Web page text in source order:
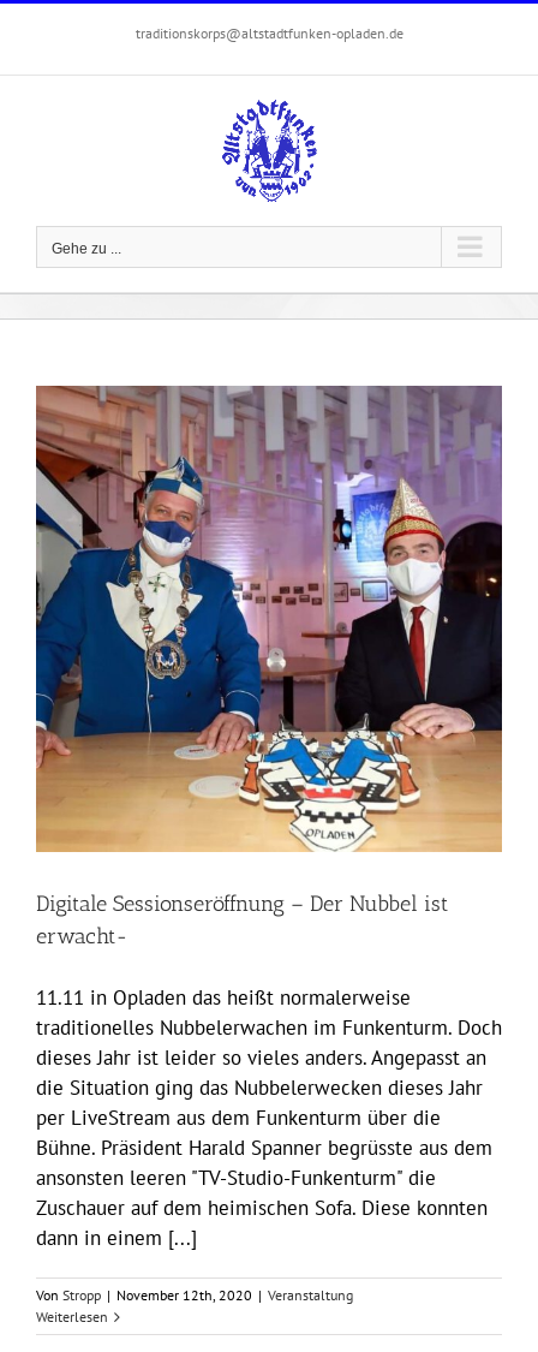
springen
traditionskorps@altstadtfunken-opladen.de
Gehe zu ...
Digitale Sessionseröffnung – Der Nubbel ist
erwacht-
11.11 in Opladen das heißt normalerweise
traditionelles Nubbelerwachen im Funkenturm. Doch
dieses Jahr ist leider so vieles anders. Angepasst an
die Situation ging das Nubbelerwecken dieses Jahr
per LiveStream aus dem Funkenturm über die
Bühne. Präsident Harald Spanner begrüsste aus dem
ansonsten leeren "TV-Studio-Funkenturm" die
Zuschauer auf dem heimischen Sofa. Diese konnten
dann in einem [...]
Von Stropp | November 12th, 2020 | Veranstaltung
Weiterlesen